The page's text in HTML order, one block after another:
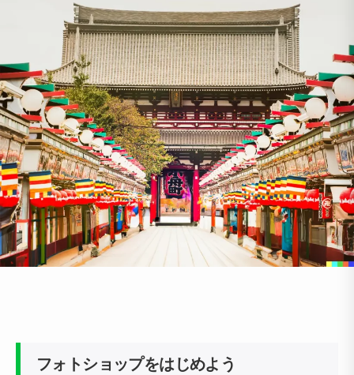
フォトショップをはじめよう